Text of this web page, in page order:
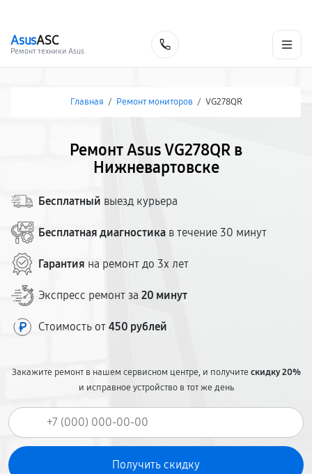
AsusASC
Ремонт техники Asus
Главная / Ремонт мониторов / VG278QR
Ремонт Asus VG278QR в
Нижневартовске
Бесплатный выезд курьера
Бесплатная диагностика в течение 30 минут
Гарантия на ремонт до 3х лет
Экспресс ремонт за 20 минут
Стоимость от 450 рублей
Закажите ремонт в нашем сервисном центре, и получитескидку 20%
и исправное устройство в тот же день